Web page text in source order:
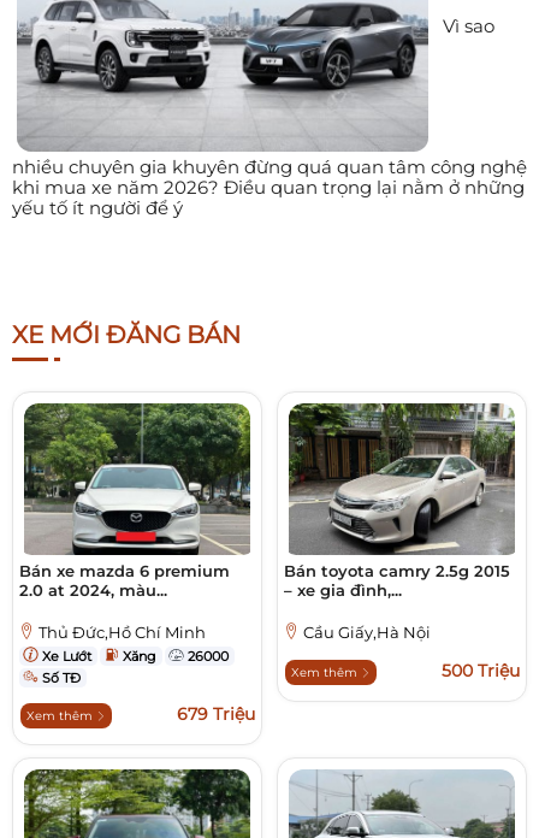
Vì sao
nhiều chuyên gia khuyên đừng quá quan tâm công nghệ
khi mua xe năm 2026? Điều quan trọng lại nằm ở những
yếu tố ít người để ý
XE MỚI ĐĂNG BÁN
Bán xe mazda 6 premium
2.0 at 2024, màu...
Thủ Đức,Hồ Chí Minh
Xe Lướt Xăng
26000
Số TĐ
Xem thêm 679 Triệu
Bán toyota camry 2.5g 2015
– xe gia đình,...
Cầu Giấy,Hà Nội
Xem thêm 500 Triệu